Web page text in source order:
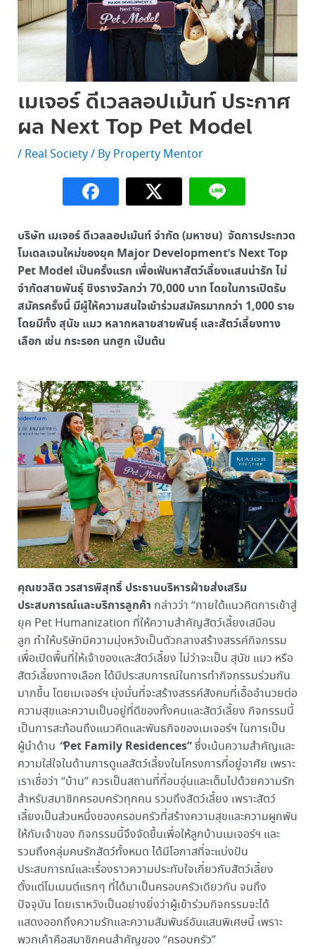
เมเจอร์ ดีเวลลอปเม้นท์ ประกาศ
ผล Next Top Pet Model
/ Real Society/ By Property Mentor
บริษัท เมเจอร์ ดีเวลลอปเม้นท์ จำกัด (มหาชน) จัดการประกวด
โมเดลเจนใหม่ของยุค Major Development’s Next Top
Pet Model เป็นครั้งแรก เพื่อเฟ้นหาสัตว์เลี้ยงแสนน่ารัก ไม่
จำกัดสายพันธุ์ ชิงรางวัลกว่า 70,000 บาท โดยในการเปิดรับ
สมัครครั้งนี้ มีผู้ให้ความสนใจเข้าร่วมสมัครมากกว่า 1,000 ราย
โดยมีทั้ง สุนัข แมว หลากหลายสายพันธุ์ และสัตว์เลี้ยงทาง
เลือก เช่น กระรอก นกฮูก เป็นต้น
คุณชวลิต วรสารพิสุทธิ์ ประธานบริหารฝ่ายส่งเสริม
ประสบการณ์และบริการลูกค้า กล่าวว่า “ภายใต้แนวคิดการเข้าสู่
ยุค Pet Humanization ที่ให้ความสำคัญสัตว์เลี้ยงเสมือน
ลูก ทำให้บริษัทมีความมุ่งหวังเป็นตัวกลางสร้างสรรค์กิจกรรม
เพื่อเปิดพื้นที่ให้เจ้าของและสัตว์เลี้ยง ไม่ว่าจะเป็น สุนัข แมว หรือ
สัตว์เลี้ยงทางเลือก ได้มีประสบการณ์ในการทำกิจกรรมร่วมกัน
มากขึ้น โดยเมเจอร์ฯ มุ่งมั่นที่จะสร้างสรรค์สังคมที่เอื้ออำนวยต่อ
ความสุขและความเป็นอยู่ที่ดีของทั้งคนและสัตว์เลี้ยง กิจกรรมนี้
เป็นการสะท้อนถึงแนวคิดและพันธกิจของเมเจอร์ฯ ในการเป็น
ผู้นำด้าน “Pet Family Residences”ซึ่งเน้นความสำคัญและ
ความใส่ใจในด้านการดูแลสัตว์เลี้ยงในโครงการที่อยู่อาศัย​ เพราะ
เราเชื่อว่า “บ้าน” ควรเป็นสถานที่ที่อบอุ่นและเต็มไปด้วยความรัก
สำหรับสมาชิกครอบครัวทุกคน รวมถึงสัตว์เลี้ยง เพราะสัตว์
เลี้ยงเป็นส่วนหนึ่งของครอบครัวที่สร้างความสุขและความผูกพัน
ให้กับเจ้าของ กิจกรรมนี้จึงจัดขึ้นเพื่อให้ลูกบ้านเมเจอร์ฯ และ
รวมถึงกลุ่มคนรักสัตว์ทั้งหมด ได้มีโอกาสที่จะแบ่งปัน
ประสบการณ์และเรื่องราวความประทับใจเกี่ยวกับสัตว์เลี้ยง
ตั้งแต่โมเมนต์แรกๆ ที่ได้มาเป็นครอบครัวเดียวกัน จนถึง
ปัจจุบัน โดยเราหวังเป็นอย่างยิ่งว่าผู้เข้าร่วมกิจกรรมจะได้
แสดงออกถึงความรักและความสัมพันธ์อันแสนพิเศษนี้ เพราะ
พวกเค้าคือสมาชิกคนสำคัญของ “ครอบครัว”​